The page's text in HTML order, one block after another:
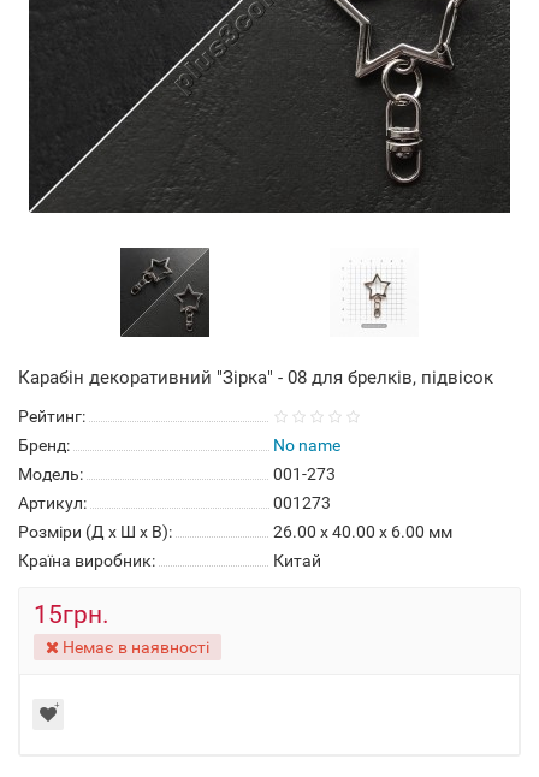
Карабін декоративний "Зірка" - 08 для брелків, підвісок
Рейтинг:
Бренд:
No name
Модель:
001-273
Артикул:
001273
Розміри (Д x Ш x В):
26.00 x 40.00 x 6.00 мм
Країна виробник:
Китай
15грн.
Немає в наявності